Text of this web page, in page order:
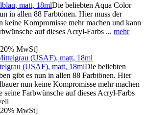
matt, 18mlDie beliebten Aqua Color
in allen 88 Farbtönen. Hier muss der
keine Kompromisse mehr machen und kann
auf dieses Acryl-Farbs ... mehr
MwSt]
(USAF), matt, 18mlDie beliebten
gibt es nun in allen 88 Farbtönen. Hier
nun keine Kompromisse mehr machen
seine Farbwünsche auf dieses Acryl-Farbs
MwSt]